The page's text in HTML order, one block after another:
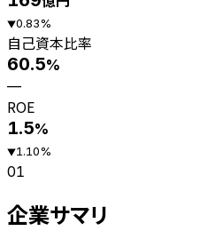
▼0.83%
自己資本比率
60.5%
—
ROE
1.5%
▼1.10%
01
企業サマリ